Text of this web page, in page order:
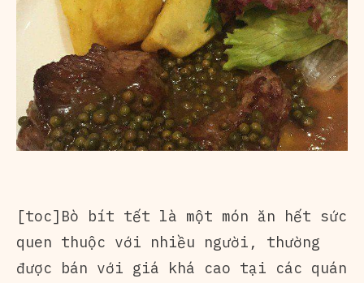
[toc]Bò bít tết là một món ăn hết sức
quen thuộc với nhiều người, thường
được bán với giá khá cao tại các quán